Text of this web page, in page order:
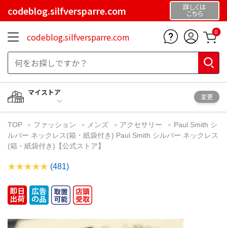
codeblog.silfversparre.com 詳しくは
こちら
codeblog.silfversparre.com 0
マイストア
変更
TOP ファッション メンズ アクセサリー
Paul Smith シ
ルバー ネックレス(箱・紙袋付き) Paul Smith シルバー ネックレス
(箱・紙袋付き)【公式ストア】
(481)